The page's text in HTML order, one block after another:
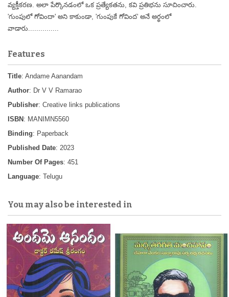
వ్యక్తీకరణ. అలా పేర్కొనడంలో ఒక ప్రత్యేకతను, కవి ప్రతిభను సూచించారు.
'గుంపులో గోవిందా' అని కాకుండా, 'గుంపుకే గోవింద' అనే అర్థంలో
వాడారు...............
Features
Title: Andame Aanandam
Author: Dr V V Ramarao
Publisher: Creative links publications
ISBN : MANIMN5560
Binding: Paperback
Published Date: 2023
Number Of Pages: 451
Language: Telugu
You may also be interested in